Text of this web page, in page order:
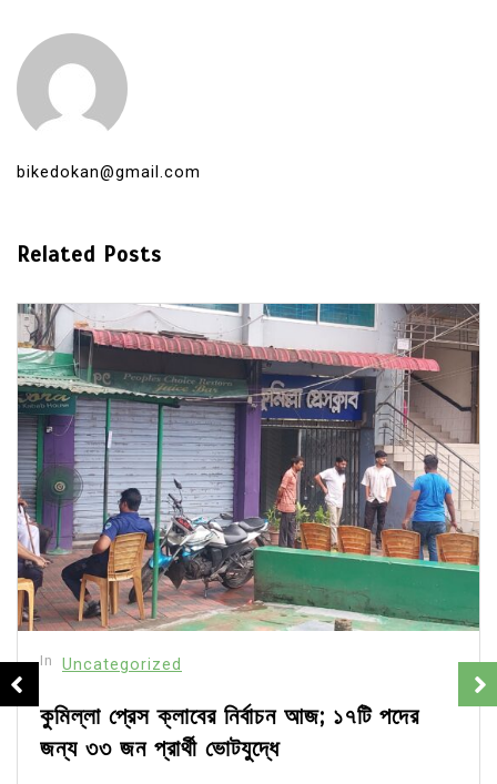
bikedokan@gmail.com
Related Posts
In Uncategorized
কুমিল্লা প্রেস ক্লাবের নির্বাচন আজ; ১৭টি পদের
জন্য ৩৩ জন প্রার্থী ভোটযুদ্ধে